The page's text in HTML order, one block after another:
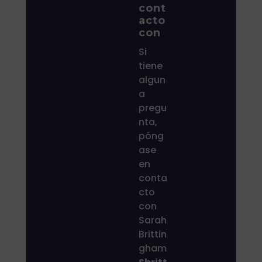
cont
acto
con
Si
tiene
algun
a
pregu
nta,
póng
ase
en
conta
cto
con
Sarah
Brittin
gham